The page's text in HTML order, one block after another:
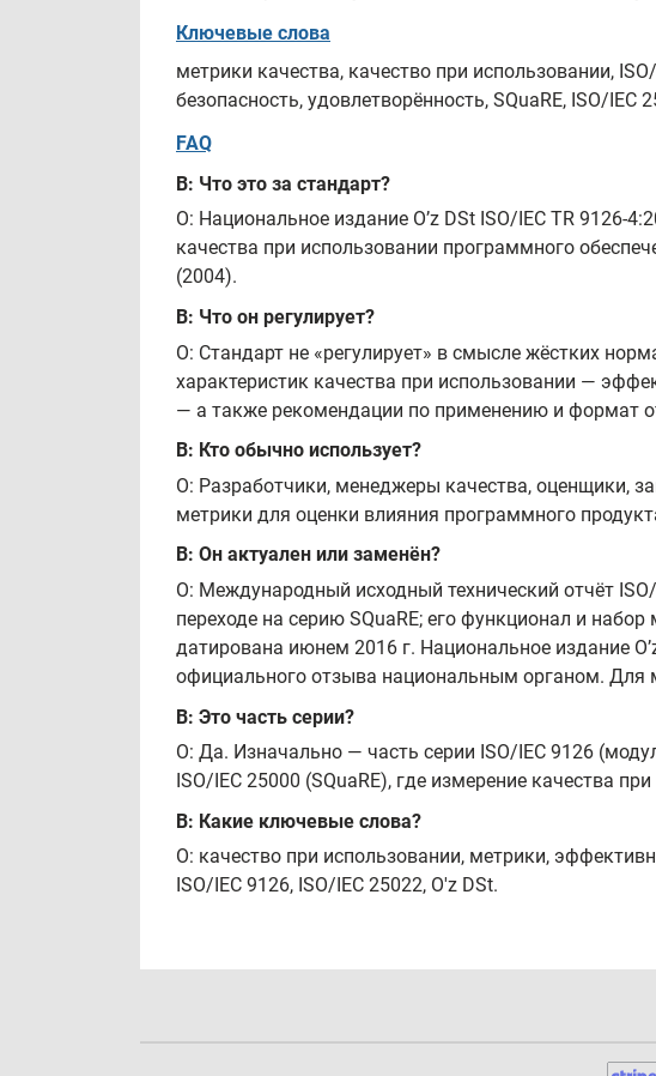
Ключевые слова
метрики качества, качество при использовании,
безопасность, удовлетворённость, SQuaRE, ISO/IEC
FAQ
В: Что это за стандарт?
О: Национальное издание O’z DSt ISO/IEC TR
качества при использовании программного
(2004).
В: Что он регулирует?
О: Стандарт не «регулирует» в смысле жёстких
характеристик качества при использовании —
— а также рекомендации по применению и формат
В: Кто обычно использует?
О: Разработчики, менеджеры качества, оценщики,
метрики для оценки влияния программного
В: Он актуален или заменён?
О: Международный исходный технический отчёт
переходе на серию SQuaRE; его функционал и
датирована июнем 2016 г. Национальное издание
официального отзыва национальным органом. Для
В: Это часть серии?
О: Да. Изначально — часть серии ISO/IEC 9126
ISO/IEC 25000 (SQuaRE), где измерение качества
В: Какие ключевые слова?
О: качество при использовании, метрики,
ISO/IEC 9126, ISO/IEC 25022, O'z DSt.